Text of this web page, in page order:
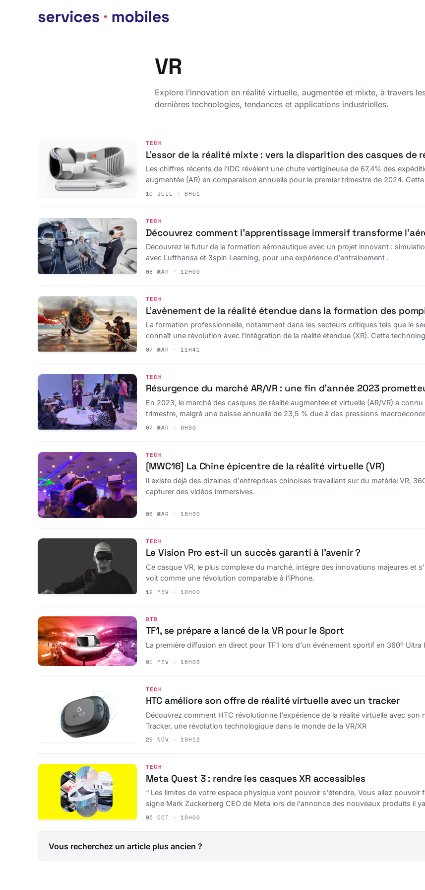
VR
Explore l’innovation en réalité virtuelle, augmentée et mixte, à travers
dernières technologies, tendances et applications industrielles.
TECH
L’essor de la réalité mixte : vers la disparition des casques de
Les chiffres récents de l'IDC révèlent une chute vertigineuse de 67,4% des
augmentée (AR) en comparaison annuelle pour le premier trimestre de 2024.
marché incluant désormais des technologies telles que la réalité mixte et la réalité
10 JUIL · 8H51
TECH
Découvrez comment l’apprentissage immersif transforme
Découvrez le futur de la formation aéronautique avec un projet innovant :
avec Lufthansa et 3spin Learning, pour une expérience d'entrainement .
08 MAR · 12H00
TECH
L’avènement de la réalité étendue dans la formation des
La formation professionnelle, notamment dans les secteurs critiques tels que le
connaît une révolution avec l'intégration de la réalité étendue (XR). Cette
des situations réalistes sans les contraintes et les risques des scénarios réels.
07 MAR · 11H41
TECH
Résurgence du marché AR/VR : une fin d’année 2023
En 2023, le marché des casques de réalité augmentée et virtuelle (AR/VR) a
trimestre, malgré une baisse annuelle de 23,5 % due à des pressions
07 MAR · 9H00
TECH
[MWC16] La Chine épicentre de la réalité virtuelle (VR)
Il existe déjà des dizaines d'entreprises chinoises travaillant sur du matériel VR,
capturer des vidéos immersives.
06 MAR · 18H30
TECH
Le Vision Pro est-il un succès garanti à l’avenir ?
Ce casque VR, le plus complexe du marché, intègre des innovations majeures et
voit comme une révolution comparable à l'iPhone.
12 FÉV · 10H00
BTB
TF1, se prépare a lancé de la VR pour le Sport
La première diffusion en direct pour TF1 lors d'un événement sportif en 360º
01 FÉV · 16H03
TECH
HTC améliore son offre de réalité virtuelle avec un tracker
Découvrez comment HTC révolutionne l'expérience de la réalité virtuelle avec
Tracker, une révolution technologique dans le monde de la VR/XR
29 NOV · 19H12
TECH
Meta Quest 3 : rendre les casques XR accessibles
“ Les limites de votre espace physique vont pouvoir s'étendre, Vous allez
signe Mark Zuckerberg CEO de Meta lors de l'annonce des nouveaux produits il ya quelques jours. Meta n'est pas
Vision Pro d'Apple.
05 OCT · 10H00
Vous recherchez un article plus ancien ?